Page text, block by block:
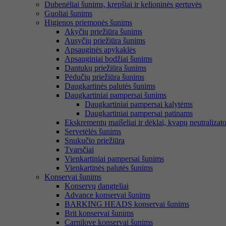
Dubenėliai šunims, krepšiai ir kelioninės gertuvės
Guoliai šunims
Higienos priemonės šunims
Akyčių priežiūra šunims
Ausyčių priežiūra šunims
Apsauginės apykaklės
Apsauginiai bodžiai šunims
Dantukų priežiūra šunims
Pėdučių priežiūra šunims
Daugkartinės palutės šunims
Daugkartiniai pampersai šunims
Daugkartiniai pampersai kalytėms
Daugkartiniai pampersai patinams
Ekskrementų maišeliai ir dėklai, kvapų
Servetėlės šunims
Snukučio priežiūra
Tvarsčiai
Vienkartiniai pampersai šunims
Vienkartinės palutės šunims
Konservai šunims
Konservų dangteliai
Advance konservai šunims
BARKING HEADS konservai šunims
Brit konservai šunims
Carnilove konservai šunims